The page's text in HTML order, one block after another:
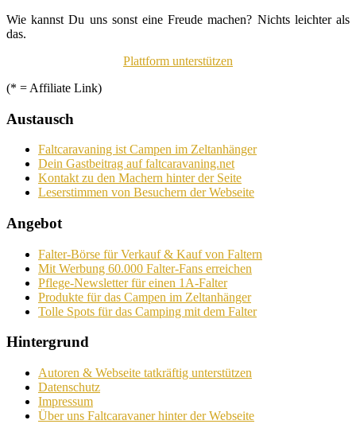
Wie kannst Du uns sonst eine Freude machen? Nichts leichter als
das.
Plattform unterstützen
(* = Affiliate Link)
Austausch
Faltcaravaning ist Campen im Zeltanhänger
Dein Gastbeitrag auf faltcaravaning.net
Kontakt zu den Machern hinter der Seite
Leserstimmen von Besuchern der Webseite
Angebot
Falter-Börse für Verkauf & Kauf von Faltern
Mit Werbung 60.000 Falter-Fans erreichen
Pflege-Newsletter für einen 1A-Falter
Produkte für das Campen im Zeltanhänger
Tolle Spots für das Camping mit dem Falter
Hintergrund
Autoren & Webseite tatkräftig unterstützen
Datenschutz
Impressum
Über uns Faltcaravaner hinter der Webseite